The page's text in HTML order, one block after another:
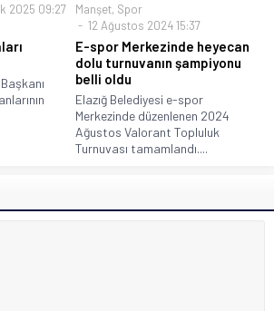
2025 09:27 Manşet, Spor
12 Ağustos 2024 15:37
E-spor Merkezinde heyecan
dolu turnuvanın şampiyonu
belli oldu
Elazığ Belediyesi e-spor
Merkezinde düzenlenen 2024
Ağustos Valorant Topluluk
Turnuvası tamamlandı....